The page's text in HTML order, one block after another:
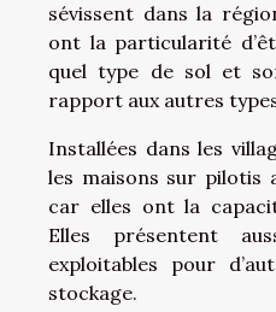
sévissent dans la
ont la particularité
quel type de sol et
rapport aux autres
Installées dans les
les maisons sur pilotis
car elles ont la
Elles présentent
exploitables pour
stockage.